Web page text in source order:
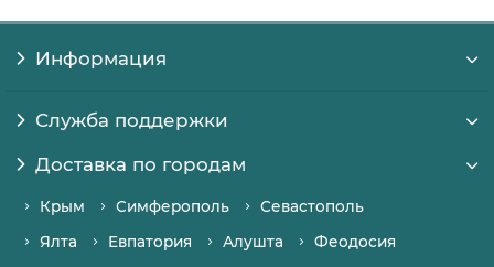
Информация
Служба поддержки
Доставка по городам
Крым Симферополь
Севастополь
Ялта
Евпатория Алушта
Феодосия